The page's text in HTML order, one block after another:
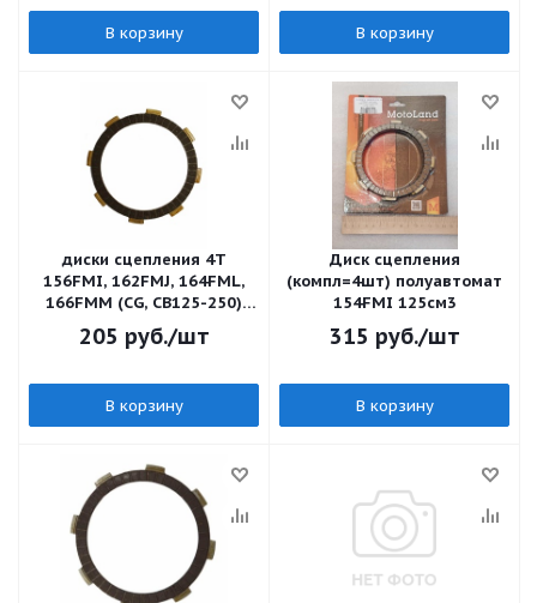
В корзину В корзину
диски сцепления 4Т
156FMI, 162FMJ, 164FML,
166FMM (CG, CB125-250)
205 руб./шт
В корзину
Диск сцепления
(компл=4шт) полуавтомат
154FMI 125см3
315 руб./шт
В корзину